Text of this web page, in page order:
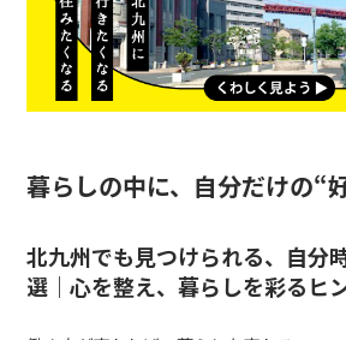
暮らしの中に、自分だけの“
北九州でも見つけられる、自分
選｜心を整え、暮らしを彩るヒ